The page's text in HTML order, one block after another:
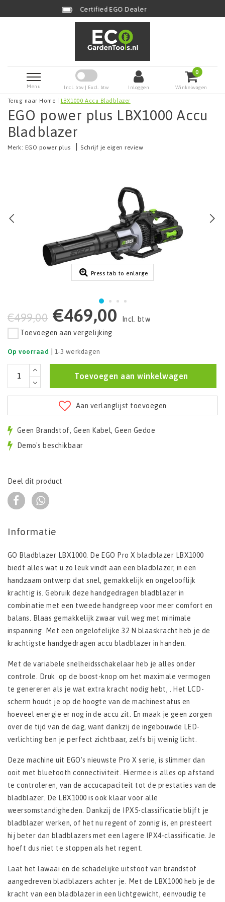
Certified EGO Dealer
Menu Incl. btw | Excl. btw Inloggen
0
Winkelwagen
Terug naar Home LBX1000 Accu Bladblazer
EGO power plus LBX1000 Accu
Bladblazer
Merk: EGO power plus Schrijf je eigen review
Press tab to enlarge
€499,00 €469,00
Incl. btw
Toevoegen aan vergelijking
Op voorraad | 1-3 werkdagen
Toevoegen aan winkelwagen
Aan verlanglijst toevoegen
Geen Brandstof, Geen Kabel, Geen Gedoe
Demo's beschikbaar
Deel dit product
Informatie
GO Bladblazer LBX1000. De EGO Pro X bladblazer LBX1000
biedt alles wat u zo leuk vindt aan een bladblazer, in een
handzaam ontwerp dat snel, gemakkelijk en ongelooflijk
krachtig is. Gebruik deze handgedragen bladblazer in
combinatie met een tweede handgreep voor meer comfort en
balans. Blaas gemakkelijk zwaar vuil weg met minimale
inspanning. Met een ongelofelijke 32 N blaaskracht heb je de
krachtigste handgedragen accu bladblazer in handen.
Met de variabele snelheidsschakelaar heb je alles onder
controle. Druk op de boost-knop om het maximale vermogen
te genereren als je wat extra kracht nodig hebt, . Het LCD-
scherm houdt je op de hoogte van de machinestatus en
hoeveel energie er nog in de accu zit. En maak je geen zorgen
over de tijd van de dag, want dankzij de ingebouwde LED-
verlichting ben je perfect zichtbaar, zelfs bij weinig licht.
Deze machine uit EGO's nieuwste Pro X serie, is slimmer dan
ooit met bluetooth connectiviteit. Hiermee is alles op afstand
te controleren, van de accucapaciteit tot de prestaties van de
bladblazer. De LBX1000 is ook klaar voor alle
weersomstandigheden. Dankzij de IPX5-classificatie blijft je
bladblazer werken, of het nu regent of zonnig is, en presteert
hij beter dan bladblazers met een lagere IPX4-classificatie. Je
hoeft dus niet te stoppen als het regent.
Laat het lawaai en de schadelijke uitstoot van brandstof
aangedreven bladblazers achter je. Met de LBX1000 heb je de
kracht van een bladblazer in een lichtgewicht, eenvoudig te